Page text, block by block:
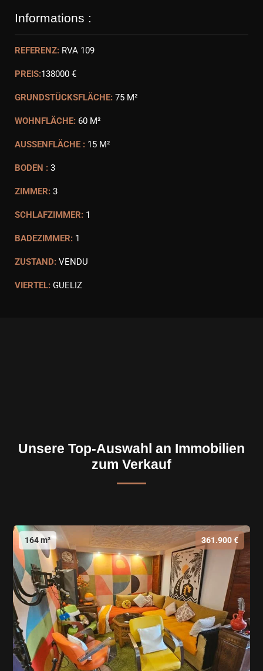
Informations :
REFERENZ: RVA 109
PREIS:138000 €
GRUNDSTÜCKSFLÄCHE: 75 M²
WOHNFLÄCHE: 60 M²
AUSSENFLÄCHE : 15 M²
BODEN : 3
ZIMMER: 3
SCHLAFZIMMER: 1
BADEZIMMER: 1
ZUSTAND: VENDU
VIERTEL: GUELIZ
Unsere Top-Auswahl an Immobilien
zum Verkauf
164 m² 361.900 €